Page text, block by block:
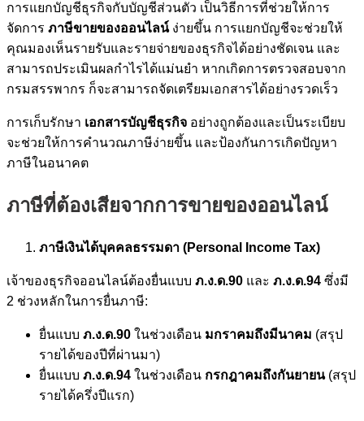
การแยกบัญชีธุรกิจกับบัญชีส่วนตัว เป็นวิธีการที่ช่วยให้การ
จัดการ ภาษีขายของออนไลน์ง่ายขึ้น การแยกบัญชีจะช่วยให้
คุณมองเห็นรายรับและรายจ่ายของธุรกิจได้อย่างชัดเจน และ
สามารถประเมินผลกำไรได้แม่นยำ หากเกิดการตรวจสอบจาก
กรมสรรพากร ก็จะสามารถจัดเตรียมเอกสารได้อย่างรวดเร็ว
การเก็บรักษา เอกสารบัญชีธุรกิจ อย่างถูกต้องและเป็นระเบียบ
จะช่วยให้การคำนวณภาษีง่ายขึ้น และป้องกันการเกิดปัญหา
ภาษีในอนาคต
ภาษีที่ต้องเสียจากการขายของออนไลน์
ภาษีเงินได้บุคคลธรรมดา (Personal Income Tax)
เจ้าของธุรกิจออนไลน์ต้องยื่นแบบ ภ.ง.ด.90 และ ภ.ง.ด.94 ซึ่งมี
2 ช่วงหลักในการยื่นภาษี:
ยื่นแบบ ภ.ง.ด.90 ในช่วงเดือน มกราคมถึงมีนาคม (สรุป
รายได้ของปีที่ผ่านมา)
ยื่นแบบ ภ.ง.ด.94 ในช่วงเดือน กรกฎาคมถึงกันยายน(สรุป
รายได้ครึ่งปีแรก)